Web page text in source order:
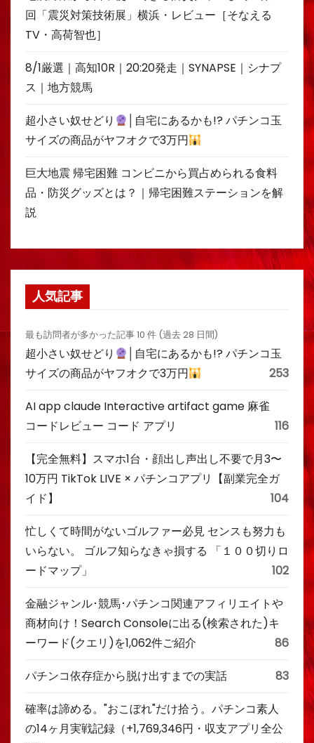
回「震災対策技術展」横浜・レビュー［そなえる
TV・高荷智也］
8/1厳選｜高知10R｜20:20発走｜SYNAPSE｜シナプ
ス｜地方競馬
超小さい奴せどり
│自宅にあるかも!? パチンコ玉
サイズの商品がヤフオクで3万円
巨大地震 帰宅困難 コンビニから買占められる食料
品・防災グッズとは？｜帰宅困難ステーションを解
説
人気記事
最も訪問者が多かった記事 10 件 (過去 28 日間)
超小さい奴せどり
│自宅にあるかも!? パチンコ玉
サイズの商品がヤフオクで3万円
253
AI app claude Interactive artifact game 麻雀
コードレビュー コード アプリ
116
【完全無料】スマホ1台・顔出し声出し不要で月3〜
10万円 TikTok LIVE × パチンコアプリ【副業完全ガ
イド】
104
忙しくて時間がないゴルファー必見 センスも努力も
いらない。 ゴルフ知らなきゃ損する 「１００切りロ
ードマップ」
102
金融ジャンル･競馬･パチンコ関連アフィリエイトや
商材向け！Search Consoleに出る(検索された)キ
ーワード(クエリ)を1,062件ご紹介
86
パチンコ依存症から脱け出すまでの実話 83
確率は諦める。"おこぼれ"だけ拾う。パチンコ素人
の14ヶ月実戦記録（+1,769,346円・収支アプリ全公